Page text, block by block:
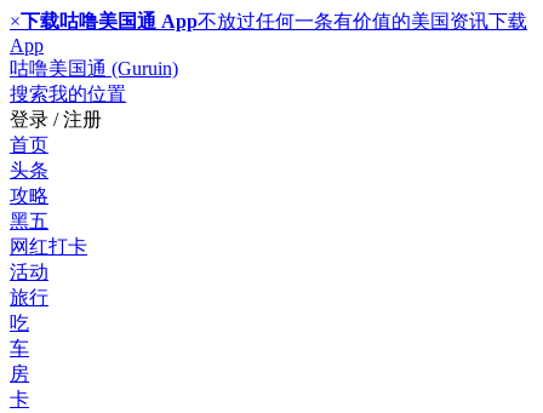
×下载咕噜美国通 App不放过任何一条有价值的美国资讯下载
App
咕噜美国通 (Guruin)
搜索我的位置
登录 / 注册
首页
头条
攻略
黑五
网红打卡
活动
旅行
吃
车
房
卡